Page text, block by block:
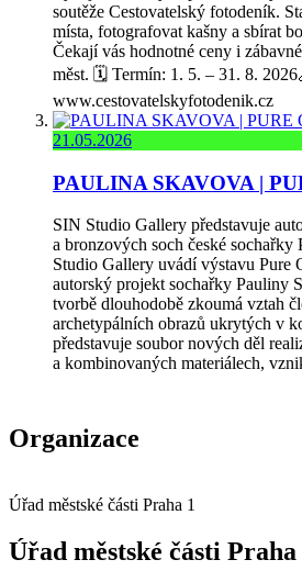
soutěže Cestovatelský fotodeník.
místa, fotografovat kašny a sbírat
Čekají vás hodnotné ceny i
měst. 🗓️ Termín: 1. 5. – 31. 8.
www.cestovatelskyfotodenik.cz
21.05.2026
PAULINA SKAVOVA |
SIN Studio Gallery představuje
a bronzových soch české
Studio Gallery uvádí výstavu Pure
autorský projekt sochařky Pauliny
tvorbě dlouhodobě zkoumá vztah
archetypálních obrazů ukrytých v
představuje soubor nových děl
a kombinovaných materiálech,
Organizace
Úřad městské části Praha 1
Úřad městské části Praha